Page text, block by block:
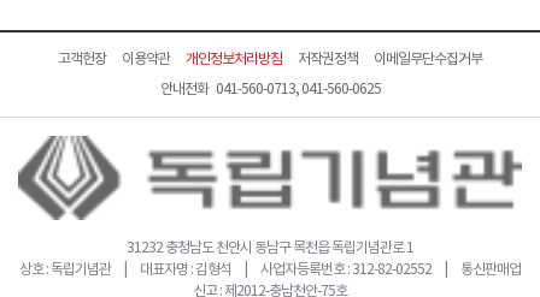
고객헌장 이용약관 개인정보처리방침 저작권정책
이메일무단수집거부
안내전화 041-560-0713, 041-560-0625
31232 충청남도 천안시 동남구 목천읍 독립기념관로 1
상호 : 독립기념관 | 대표자명 : 김형석 | 사업자등록번호 : 312-82-02552 | 통신판매업
신고 : 제2012-충남천안-75호